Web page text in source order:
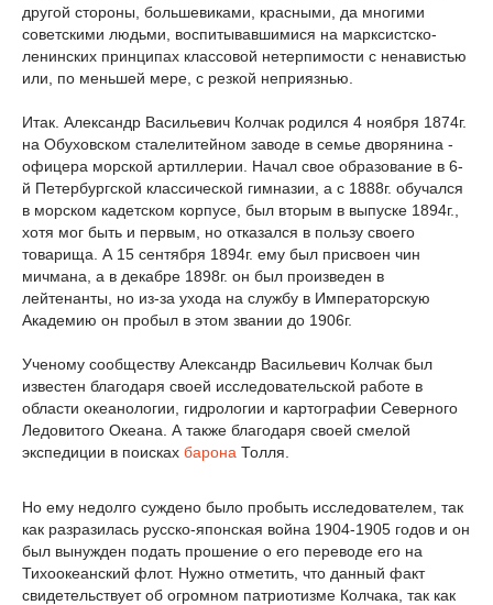
другой стороны, большевиками, красными, да многими
советскими людьми, воспитывавшимися на марксистско-
ленинских принципах классовой нетерпимости с ненавистью
или, по меньшей мере, с резкой неприязнью.
Итак. Александр Васильевич Колчак родился 4 ноября 1874г.
на Обуховском сталелитейном заводе в семье дворянина -
офицера морской артиллерии. Начал свое образование в 6-
й Петербургской классической гимназии, а с 1888г. обучался
в морском кадетском корпусе, был вторым в выпуске 1894г.,
хотя мог быть и первым, но отказался в пользу своего
товарища. А 15 сентября 1894г. ему был присвоен чин
мичмана, а в декабре 1898г. он был произведен в
лейтенанты, но из-за ухода на службу в Императорскую
Академию он пробыл в этом звании до 1906г.
Ученому сообществу Александр Васильевич Колчак был
известен благодаря своей исследовательской работе в
области океанологии, гидрологии и картографии Северного
Ледовитого Океана. А также благодаря своей смелой
экспедиции в поисках барона Толля.
Но ему недолго суждено было пробыть исследователем, так
как разразилась русско-японская война 1904-1905 годов и он
был вынужден подать прошение о его переводе его на
Тихоокеанский флот. Нужно отметить, что данный факт
свидетельствует об огромном патриотизме Колчака, так как